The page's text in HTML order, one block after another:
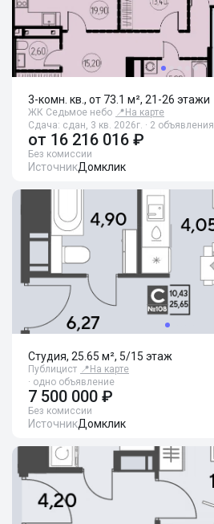
3-комн. кв., от 73.1 м², 21-26 этажи
ЖК Седьмое небо 📍 На карте
Сдача: сдан, 3 кв. 2026г. · 2 объявления
от 16 216 016 ₽
Без комиссии
ИсточникДомклик
Студия, 25.65 м², 5/15 этаж
Публицист 📍 На карте
· одно объявление
7 500 000 ₽
Без комиссии
ИсточникДомклик